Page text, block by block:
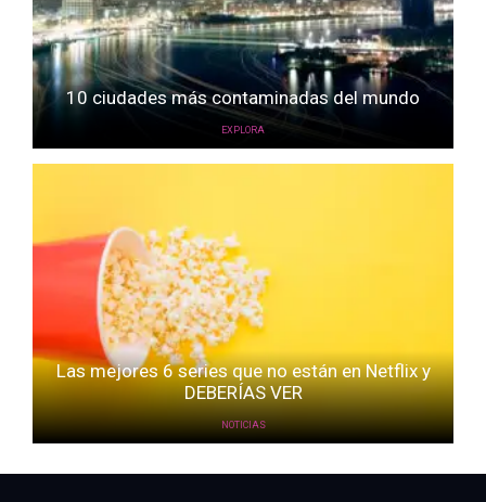
10 ciudades más contaminadas del mundo
EXPLORA
Las mejores 6 series que no están en Netflix y
DEBERÍAS VER
NOTICIAS